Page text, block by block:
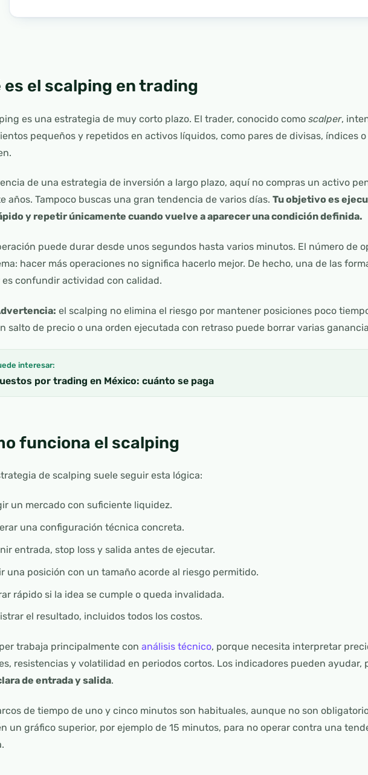
es el scalping en trading
es una estrategia de muy corto plazo. El trader, conocido como scalper,
pequeños y repetidos en activos líquidos, como pares de divisas, índices
de una estrategia de inversión a largo plazo, aquí no compras un activo
años. Tampoco buscas una gran tendencia de varios días. Tu objetivo es
y repetir únicamente cuando vuelve a aparecer una condición definida.
puede durar desde unos segundos hasta varios minutos. El número de
hacer más operaciones no significa hacerlo mejor. De hecho, una de las
es confundir actividad con calidad.
el scalping no elimina el riesgo por mantener posiciones poco
salto de precio o una orden ejecutada con retraso puede borrar varias
interesar:
por trading en México: cuánto se paga
funciona el scalping
de scalping suele seguir esta lógica:
un mercado con suficiente liquidez.
una configuración técnica concreta.
entrada, stop loss y salida antes de ejecutar.
una posición con un tamaño acorde al riesgo permitido.
rápido si la idea se cumple o queda invalidada.
el resultado, incluidos todos los costos.
trabaja principalmente con análisis técnico, porque necesita interpretar
resistencias y volatilidad en periodos cortos. Los indicadores pueden ayudar,
de entrada y salida.
de tiempo de uno y cinco minutos son habituales, aunque no son
un gráfico superior, por ejemplo de 15 minutos, para no operar contra una